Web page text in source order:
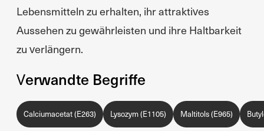
Lebensmitteln zu erhalten, ihr attraktives
Aussehen zu gewährleisten und ihre Haltbarkeit
zu verlängern.
Verwandte Begriffe
Calciumacetat (E263) Lysozym (E1105) Maltitols (E965)